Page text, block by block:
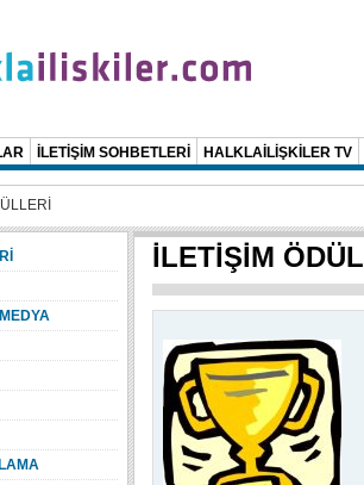
İLETİŞİM SOHBETLERİ HALKLAİLİŞKİLER TV
İLETİŞİM